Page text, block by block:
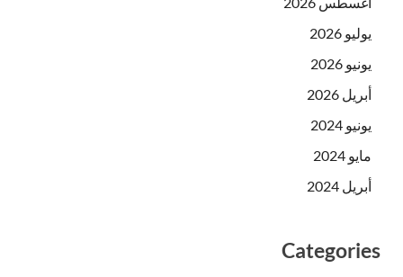
يوليو 2026
يونيو 2026
أبريل 2026
يونيو 2024
مايو 2024
أبريل 2024
Categories